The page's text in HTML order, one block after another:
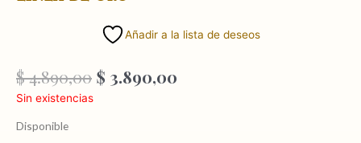
Añadir a la lista de deseos
$4.890,00 El
precio
$ 3.890,00
Sin existencias
Disponible